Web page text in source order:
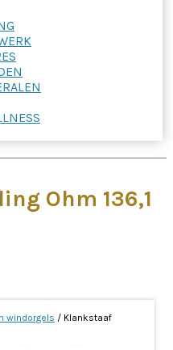
Ohm 136,1
windorgels / Klankstaaf